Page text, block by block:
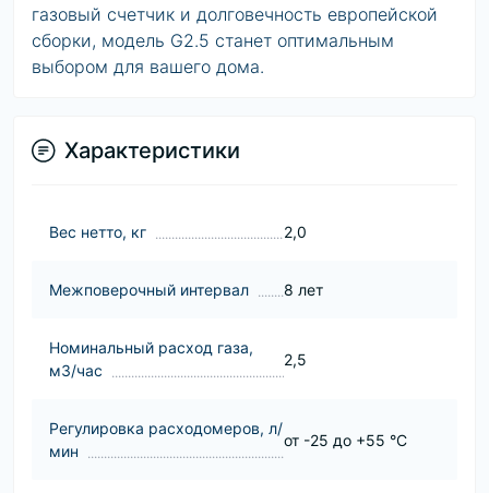
газовый счетчик и долговечность европейской
сборки, модель G2.5 станет оптимальным
выбором для вашего дома.
Характеристики
Вес нетто, кг 2,0
Межповерочный интервал 8 лет
Номинальный расход газа,
м3/час
2,5
Регулировка расходомеров, л/
мин
от -25 до +55 °C